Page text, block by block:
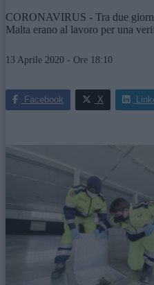
CORONAVIRUS - Tra due
Malta erano al lavoro per una
13 Aprile 2020 - Ore 18:10
Facebook X